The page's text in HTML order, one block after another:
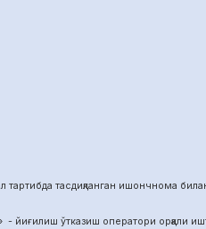
тасдиқланган ишончнома
йиғилиш ўтказиш оператори орқали